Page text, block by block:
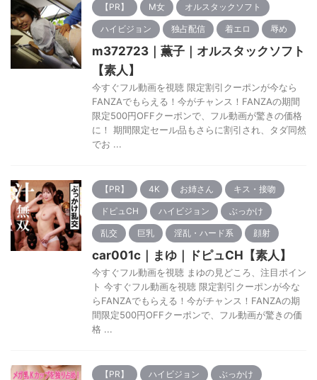
【PR】 M女 オルスタックソフト
ハイビジョン 独占配信 着エロ 辱め
m372723｜薫子｜オルスタックソフト
【素人】
今すぐフル動画を視聴 限定割引クーポンが今なら
FANZAでもらえる！今がチャンス！FANZAの期間
限定500円OFFクーポンで、フル動画が驚きの価格
に！ 期間限定セール品もさらに割引され、タダ同然
でお ...
【PR】 4K お姉さん キス・接吻
ドピュCH ハイビジョン ぶっかけ
乱交 巨乳 淫乱・ハード系 顔射
car001c｜まゆ｜ドピュCH【素人】
今すぐフル動画を視聴 まゆの見どころ、注目ポイン
ト 今すぐフル動画を視聴 限定割引クーポンが今な
らFANZAでもらえる！今がチャンス！FANZAの期
間限定500円OFFクーポンで、フル動画が驚きの価
格 ...
【PR】 ハイビジョン ぶっかけ